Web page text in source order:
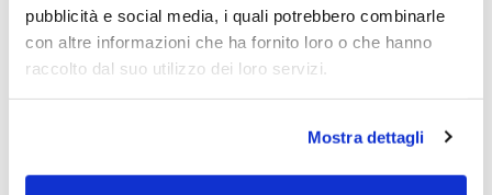
pubblicità e social media, i quali potrebbero combinarle
con altre informazioni che ha fornito loro o che hanno
raccolto dal suo utilizzo dei loro servizi.
Mostra dettagli
Il nostro giornale rispetta la Carta dei
Doveri dell’Informazione Economicaclicca
qui >>